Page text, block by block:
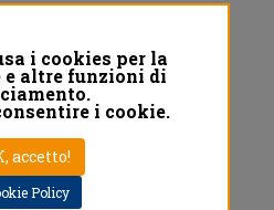
Milano Italia
QREACTIVE.COM
i cookies per la
e altre funzioni di
i cookie.
accetto!
Policy